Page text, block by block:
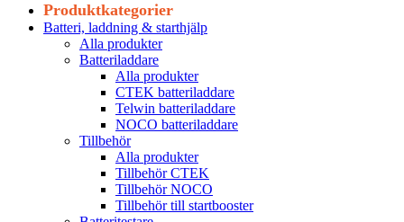
Produktkategorier
Batteri, laddning & starthjälp
Alla produkter
Batteriladdare
Alla produkter
CTEK batteriladdare
Telwin batteriladdare
NOCO batteriladdare
Tillbehör
Alla produkter
Tillbehör CTEK
Tillbehör NOCO
Tillbehör till startbooster